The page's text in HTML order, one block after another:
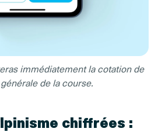
immédiatement la cotation de
de la course.
chiffrées :